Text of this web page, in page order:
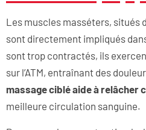
Les muscles masséters, situés
sont directement impliqués
sont trop contractés, ils
sur l’ATM, entraînant des
massage ciblé aide à relâcher
meilleure circulation sanguine.